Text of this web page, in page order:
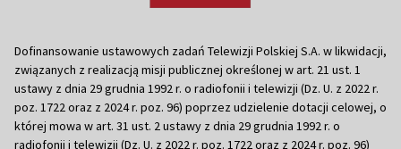
Dofinansowanie ustawowych zadań Telewizji Polskiej S.A. w likwidacji,
związanych z realizacją misji publicznej określonej w art. 21 ust. 1
ustawy z dnia 29 grudnia 1992 r. o radiofonii i telewizji (Dz. U. z 2022 r.
poz. 1722 oraz z 2024 r. poz. 96) poprzez udzielenie dotacji celowej, o
której mowa w art. 31 ust. 2 ustawy z dnia 29 grudnia 1992 r. o
radiofonii i telewizji (Dz. U. z 2022 r. poz. 1722 oraz z 2024 r. poz. 96)